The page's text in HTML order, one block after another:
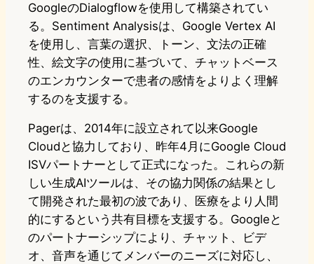
GoogleのDialogflowを使用して構築されてい
る。Sentiment Analysisは、Google Vertex AI
を使用し、言葉の選択、トーン、文法の正確
性、絵文字の使用に基づいて、チャットベース
のエンカウンターで患者の感情をよりよく理解
するのを支援する。
Pagerは、2014年に設立されて以来Google
Cloudと協力しており、昨年4月にGoogle Cloud
ISVパートナーとして正式になった。これらの新
しい生成AIツールは、その協力関係の結果とし
て開発された最初の波であり、医療をより人間
的にするという共有目標を支援する。Googleと
のパートナーシップにより、チャット、ビデ
オ、音声を通じてメンバーのニーズに対応し、